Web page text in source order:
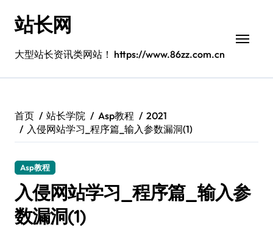
站长网
大型站长资讯类网站！ https://www.86zz.com.cn
首页 站长学院 Asp教程
2021
入侵网站学习_程序篇_输入参数漏洞(1)
Asp教程
入侵网站学习_程序篇_输入参
数漏洞(1)